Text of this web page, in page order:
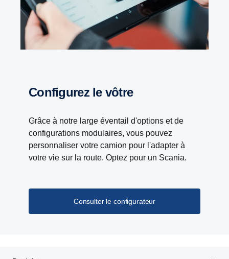
Configurez le vôtre
Grâce à notre large éventail d'options et de
configurations modulaires, vous pouvez
personnaliser votre camion pour l'adapter à
votre vie sur la route. Optez pour un Scania.
Consulter le configurateur